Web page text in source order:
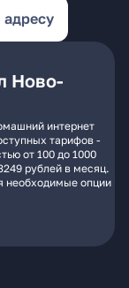
адресу
Ново-
интернет
тарифов -
от 100 до 1000
рублей в месяц.
необходимые опции